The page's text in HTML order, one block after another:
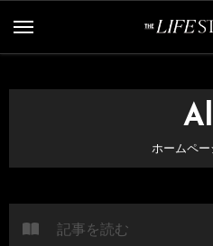
ス
ホームペー
記事を読む